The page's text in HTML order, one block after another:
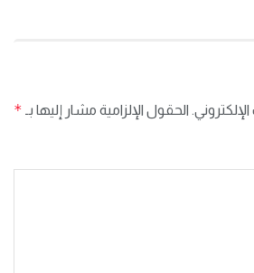
الحقول الإلزامية مشار إليها بـ *